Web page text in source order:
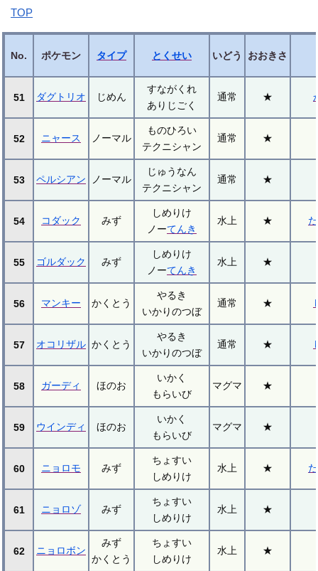
TOP
No. ポケモン タイプ とくせい いどう おおきさ
51 ダグトリオ じめん
すながくれ
ありじごく
通常 ★
52 ニャース ノーマル
ものひろい
テクニシャン
通常 ★
53 ペルシアン ノーマル
じゅうなん
テクニシャン
通常 ★
54 コダック みず
しめりけ
ノーてんき
水上 ★
55 ゴルダック みず
しめりけ
ノーてんき
水上 ★
56 マンキー かくとう
やるき
いかりのつぼ
通常 ★
57 オコリザル かくとう
やるき
いかりのつぼ
通常 ★
58 ガーディ ほのお
いかく
もらいび
マグマ ★
59 ウインディ ほのお
いかく
もらいび
マグマ ★
60 ニョロモ みず
ちょすい
しめりけ
水上 ★
61 ニョロゾ みず
ちょすい
しめりけ
水上 ★
62 ニョロボン
みず
かくとう
ちょすい
しめりけ
水上 ★